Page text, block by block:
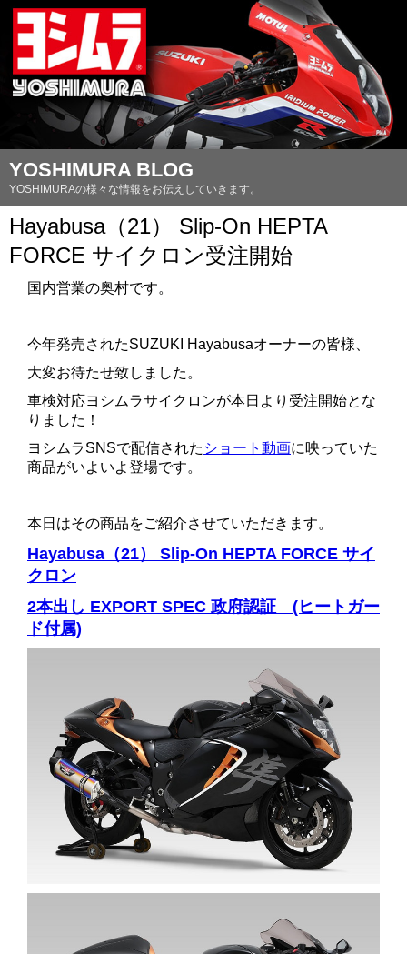
YOSHIMURA BLOG
YOSHIMURAの様々な情報をお伝えしていきます。
Hayabusa（21） Slip-On HEPTA
FORCE サイクロン受注開始
国内営業の奥村です。
今年発売されたSUZUKI Hayabusaオーナーの皆様、
大変お待たせ致しました。
車検対応ヨシムラサイクロンが本日より受注開始とな
りました！
ヨシムラSNSで配信された ショート動画に映っていた
商品がいよいよ登場です。
本日はその商品をご紹介させていただきます。
Hayabusa（21） Slip-On HEPTA FORCE サイ
クロン
2本出し EXPORT SPEC 政府認証 (ヒートガー
ド付属)